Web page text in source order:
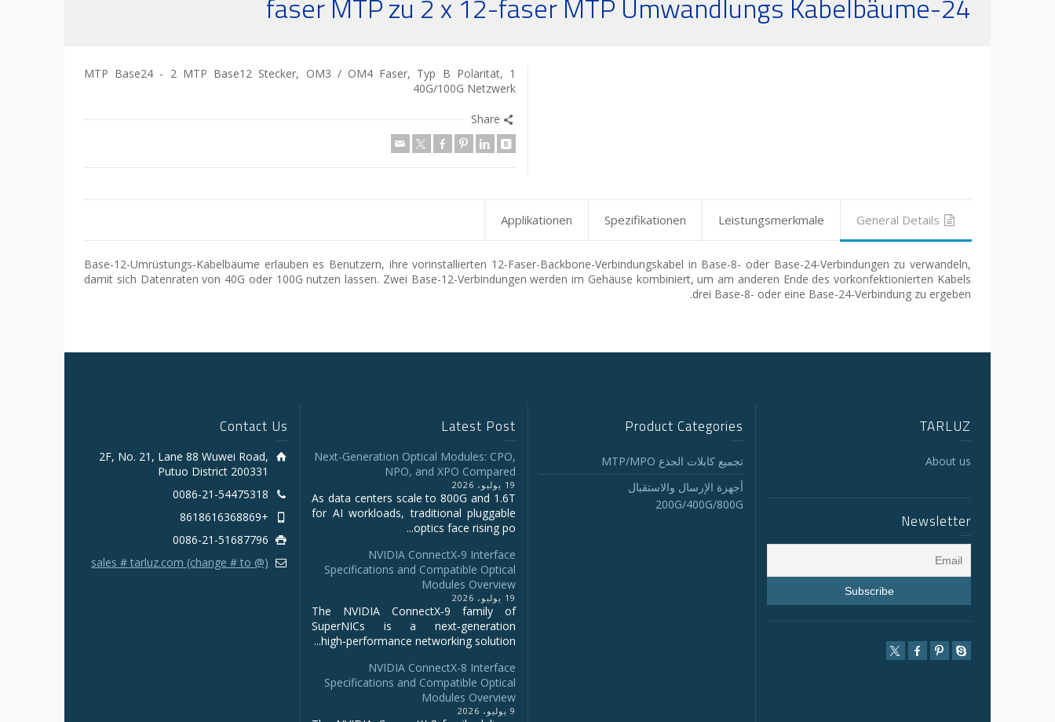
1 MTP Base24 - 2 MTP Base12 Stecker, OM3 / OM4 Faser, Typ B Polarität,
40G/100G Netzwerk
Share
General Details
Leistungsmerkmale
Spezifikationen
Applikationen
Base-12-Umrüstungs-Kabelbäume erlauben es Benutzern, ihre vorinstallierten 12-Faser-Backbone-Verbindungskabel in Base-8- oder Base-24-Verbindungen zu verwandeln,
damit sich Datenraten von 40G oder 100G nutzen lassen. Zwei Base-12-Verbindungen werden im Gehäuse kombiniert, um am anderen Ende des vorkonfektionierten Kabels
drei Base-8- oder eine Base-24-Verbindung zu ergeben.
TARLUZ
About us
Newsletter
Product Categories
تجميع كابلات الجذع MTP/MPO
أجهزة الإرسال والاستقبال
200G/400G/800G
Latest Post
Next-Generation Optical Modules: CPO,
NPO, and XPO Compared
19 يوليو، 2026
As data centers scale to 800G and 1.6T
for AI workloads, traditional pluggable
optics face rising po...
NVIDIA ConnectX‑9 Interface
Specifications and Compatible Optical
Modules Overview
19 يوليو، 2026
The NVIDIA ConnectX‑9 family of
SuperNICs is a next‑generation
high‑performance networking solution...
NVIDIA ConnectX-8 Interface
Specifications and Compatible Optical
Modules Overview
9 يوليو، 2026
Contact Us
2F, No. 21, Lane 88 Wuwei Road,
Putuo District 200331
0086-21-54475318
+8618616368869
0086-21-51687796
sales # tarluz.com (change # to @)